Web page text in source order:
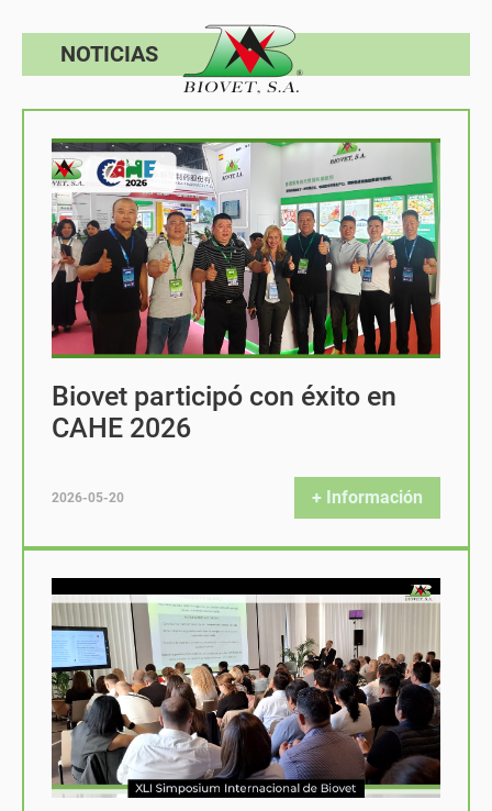
NOTICIAS
Biovet participó con éxito en
CAHE 2026
2026-05-20 + Información